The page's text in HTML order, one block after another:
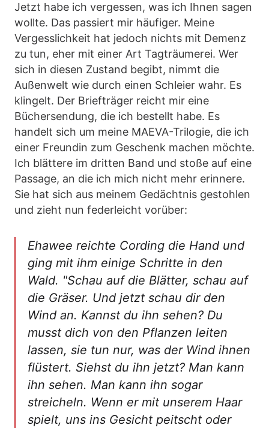
Jetzt habe ich vergessen, was ich Ihnen sagen
wollte. Das passiert mir häufiger. Meine
Vergesslichkeit hat jedoch nichts mit Demenz
zu tun, eher mit einer Art Tagträumerei. Wer
sich in diesen Zustand begibt, nimmt die
Außenwelt wie durch einen Schleier wahr. Es
klingelt. Der Briefträger reicht mir eine
Büchersendung, die ich bestellt habe. Es
handelt sich um meine MAEVA-Trilogie, die ich
einer Freundin zum Geschenk machen möchte.
Ich blättere im dritten Band und stoße auf eine
Passage, an die ich mich nicht mehr erinnere.
Sie hat sich aus meinem Gedächtnis gestohlen
und zieht nun federleicht vorüber:
Ehawee reichte Cording die Hand und
ging mit ihm einige Schritte in den
Wald. "Schau auf die Blätter, schau auf
die Gräser. Und jetzt schau dir den
Wind an. Kannst du ihn sehen? Du
musst dich von den Pflanzen leiten
lassen, sie tun nur, was der Wind ihnen
flüstert. Siehst du ihn jetzt? Man kann
ihn sehen. Man kann ihn sogar
streicheln. Wenn er mit unserem Haar
spielt, uns ins Gesicht peitscht oder